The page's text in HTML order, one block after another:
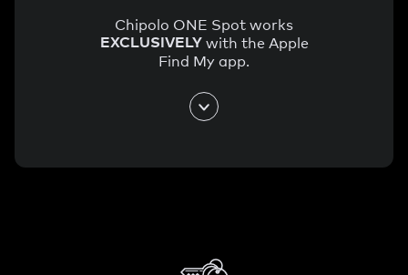
Chipolo ONE Spot works
EXCLUSIVELYwith the Apple
Find My app.